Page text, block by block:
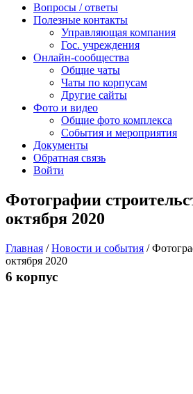
Вопросы / ответы
Полезные контакты
Управляющая компания
Гос. учреждения
Онлайн-сообщества
Общие чаты
Чаты по корпусам
Другие сайты
Фото и видео
Общие фото комплекса
События и мероприятия
Документы
Обратная связь
Войти
Фотографии
октября 2020
Главная /Новости и события /
октября 2020
6 корпус